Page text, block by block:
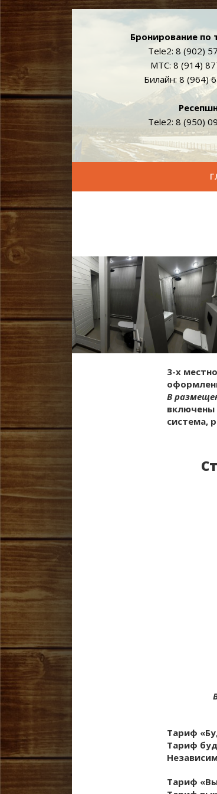
Бронирование по
Tele2: 8 (902)
МТС: 8 (914)
Билайн: 8 (964)
Tele2: 8 (950)
3-х
В
включены
система,
Тариф
Тариф
Тариф